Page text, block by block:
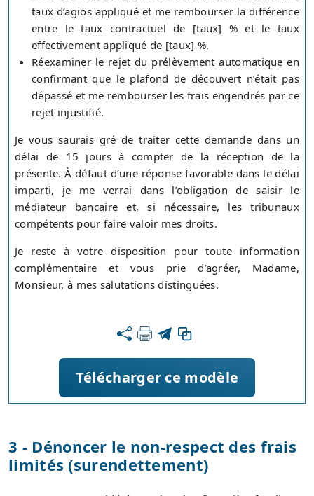
taux d’agios appliqué et me rembourser la différence
entre le taux contractuel de [taux] % et le taux
effectivement appliqué de [taux] %.
Réexaminer le rejet du prélèvement automatique en
confirmant que le plafond de découvert n’était pas
dépassé et me rembourser les frais engendrés par ce
rejet injustifié.
Je vous saurais gré de traiter cette demande dans un
délai de 15 jours à compter de la réception de la
présente. À défaut d’une réponse favorable dans le délai
imparti, je me verrai dans l’obligation de saisir le
médiateur bancaire et, si nécessaire, les tribunaux
compétents pour faire valoir mes droits.
Je reste à votre disposition pour toute information
complémentaire et vous prie d’agréer, Madame,
Monsieur, à mes salutations distinguées.
Télécharger ce modèle
3 - Dénoncer le non-respect des frais
limités (surendettement)